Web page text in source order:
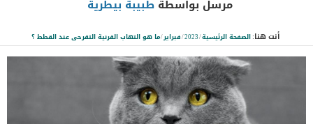
مرسل بواسطة طبيبة بيطرية
أنت هنا:الصفحة الرئيسية/
2023
/فبراير/ما هو التهاب القرنية التقرحى عند القطط ؟